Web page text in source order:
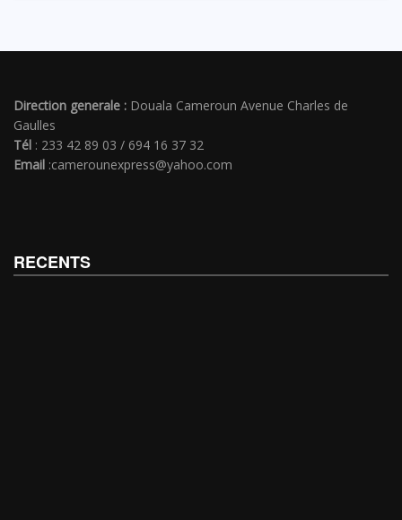
Direction generale : Douala Cameroun Avenue Charles de
Gaulles
Tél : 233 42 89 03 / 694 16 37 32
Email :camerounexpress@yahoo.com
RECENTS